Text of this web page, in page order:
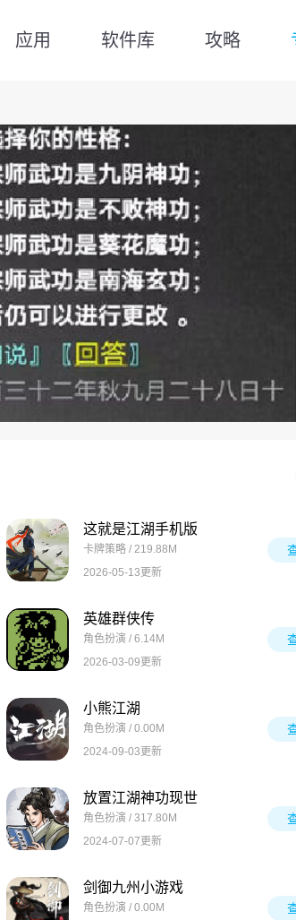
应用 软件库 攻略
这就是江湖手机版
卡牌策略 / 219.88M
2026-05-13更新
英雄群侠传
角色扮演 / 6.14M
2026-03-09更新
小熊江湖
角色扮演 / 0.00M
2024-09-03更新
放置江湖神功现世
角色扮演 / 317.80M
2024-07-07更新
剑御九州小游戏
角色扮演 / 0.00M